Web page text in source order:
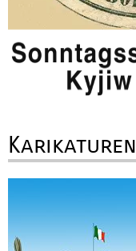
Karikaturen